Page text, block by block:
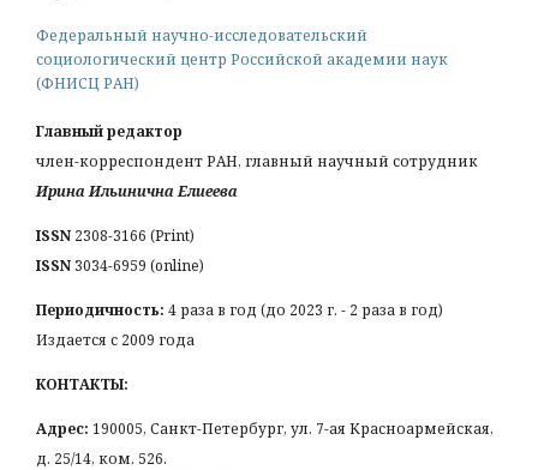
Федеральный научно-исследовательский
социологический центр Российской академии наук
(ФНИСЦ РАН)
Главный редактор
член-корреспондент РАН, главный научный сотрудник
Ирина Ильинична Елиеева
ISSN 2308-3166 (Print)
ISSN3034-6959 (online)
Периодичность: 4 раза в год (до 2023 г. - 2 раза в год)
Издается с 2009 года
КОНТАКТЫ:
Адрес: 190005, Санкт-Петербург, ул. 7-ая Красноармейская,
д. 25/14, ком. 526.